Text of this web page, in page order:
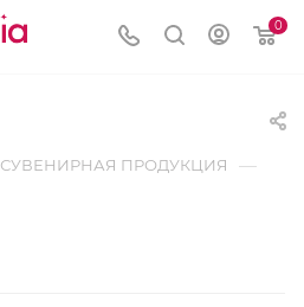
0
СУВЕНИРНАЯ ПРОДУКЦИЯ —